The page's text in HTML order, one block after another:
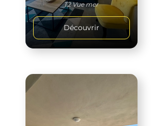
T2 Vue mer
Découvrir